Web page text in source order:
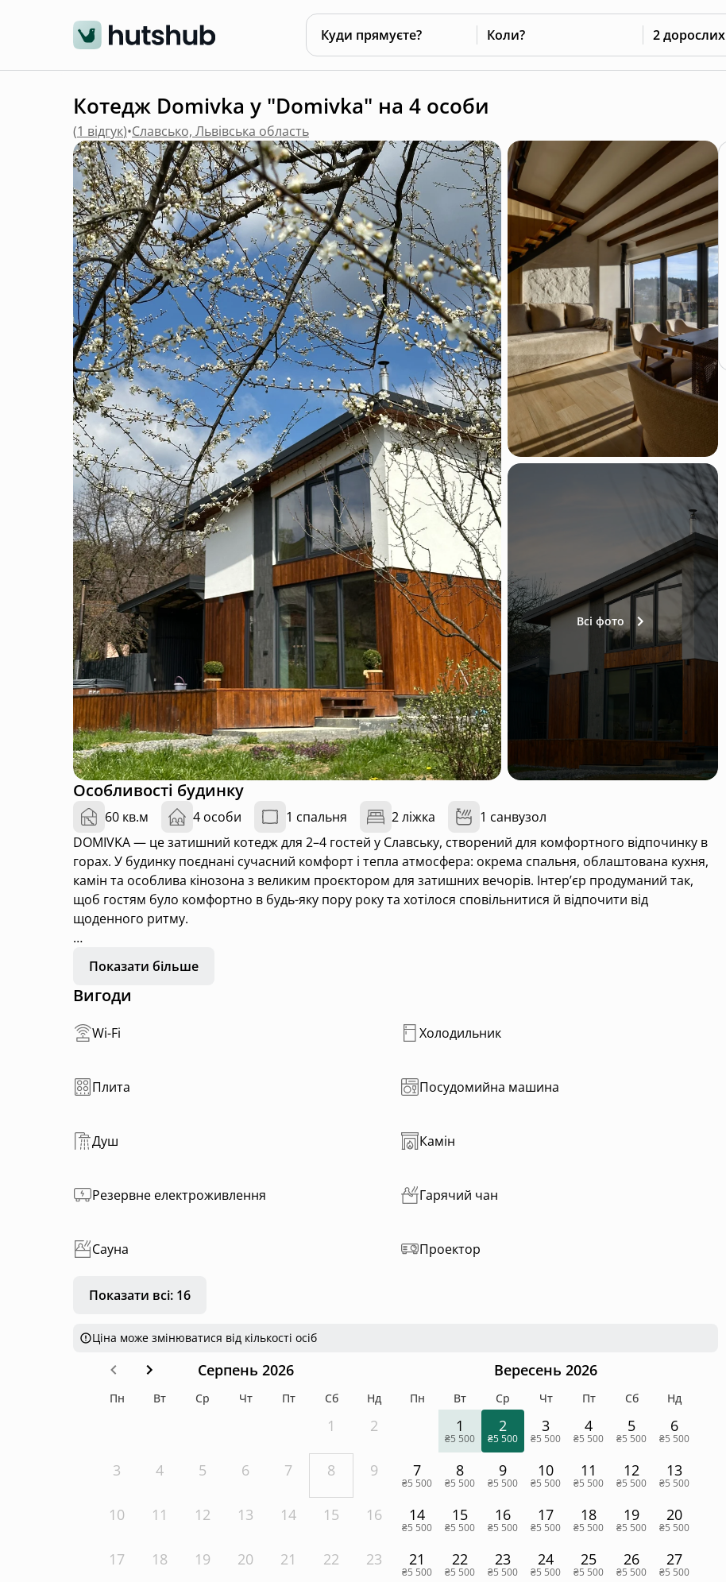
Куди прямуєте? Коли? 2 дорослих
Котедж Domivka у "Domivka" на 4 особи
(1 відгук)•Славсько, Львівська область
Всі фото
Особливості будинку
60 кв.м 4 особи 1 спальня 2 ліжка
1 санвузол
DOMIVKA — це затишний котедж для 2–4 гостей у Славську, створений для комфортного відпочинку в
горах. У будинку поєднані сучасний комфорт і тепла атмосфера: окрема спальня, облаштована кухня,
камін та особлива кінозона з великим проєктором для затишних вечорів. Інтер’єр продуманий так,
щоб гостям було комфортно в будь-яку пору року та хотілося сповільнитися й відпочити від
щоденного ритму.
Котедж розташований за кілька хвилин від залізничного вокзалу, тому до нього легко дістатися.
Будинок має власну загороджену територію із терасою, мангалом, чаном і традиційною сауною.
Простір підходить для відпочинку удвох, із сім’єю або друзями. DOMIVKA створена як місце, де можна
Показати більше
Вигоди
Wi-Fi Холодильник
Плита Посудомийна машина
Душ Камін
Резервне електроживлення Гарячий чан
Сауна Проектор
Показати всі: 16
Ціна може змінюватися від кількості осіб
Серпень 2026
Пн Вт Ср Чт Пт Сб Нд
1 2
3 4 5 6 7 8 9
10 11 12 13 14 15 16
17 18 19 20 21 22 23
Вересень 2026
Пн Вт Ср Чт Пт Сб Нд
1
₴5 500
2
₴5 500
3
₴5 500
4
₴5 500
5
₴5 500
6
₴5 500
7
₴5 500
8
₴5 500
9
₴5 500
10
₴5 500
11
₴5 500
12
₴5 500
13
₴5 500
14
₴5 500
15
₴5 500
16
₴5 500
17
₴5 500
18
₴5 500
19
₴5 500
20
₴5 500
21
₴5 500
22
₴5 500
23
₴5 500
24
₴5 500
25
₴5 500
26
₴5 500
27
₴5 500